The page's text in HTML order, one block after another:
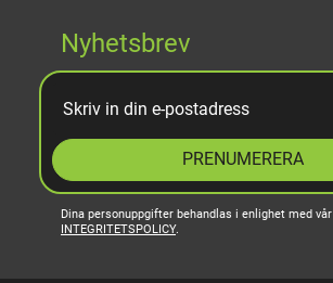
Nyhetsbrev
PRENUMERERA
Dina personuppgifter behandlas i enlighet med vår
INTEGRITETSPOLICY.